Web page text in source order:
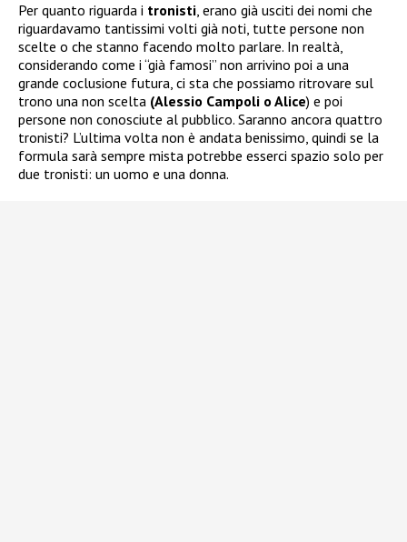
Per quanto riguarda i tronisti, erano già usciti dei nomi che
riguardavamo tantissimi volti già noti, tutte persone non
scelte o che stanno facendo molto parlare. In realtà,
considerando come i “già famosi” non arrivino poi a una
grande coclusione futura, ci sta che possiamo ritrovare sul
trono una non scelta (Alessio Campoli o Alice) e poi
persone non conosciute al pubblico. Saranno ancora quattro
tronisti? L’ultima volta non è andata benissimo, quindi se la
formula sarà sempre mista potrebbe esserci spazio solo per
due tronisti: un uomo e una donna.